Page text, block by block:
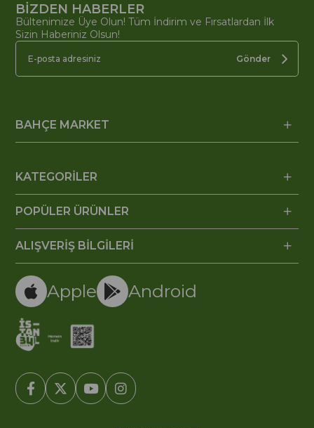
BİZDEN HABERLER
Bültenimize Üye Olun! Tüm İndirim ve Fırsatlardan İlk
Sizin Haberiniz Olsun!
Gönder
BAHÇE MARKET
KATEGORİLER
POPÜLER ÜRÜNLER
ALIŞVERİŞ BİLGİLERİ
Apple Android